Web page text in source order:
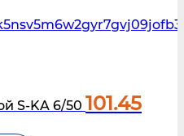
S-KA 6/50 101.45